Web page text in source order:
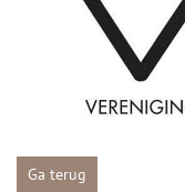
Ga terug